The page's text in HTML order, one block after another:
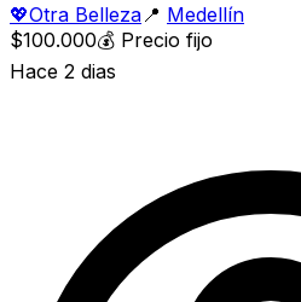
💖Otra Belleza 📍 Medellín
$100.000💰 Precio fijo
Hace 2 dias